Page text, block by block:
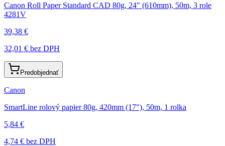
Canon Roll Paper Standard CAD 80g, 24" (610mm), 50m, 3 role
4281V
39,38 €
32,01 € bez DPH
Predobjednať
Canon
SmartLine rolový papier 80g, 420mm (17"), 50m, 1 rolka
5,84 €
4,74 € bez DPH